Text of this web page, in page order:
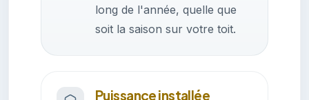
long de l'année, quelle que
soit la saison sur votre toit.
Puissance installée